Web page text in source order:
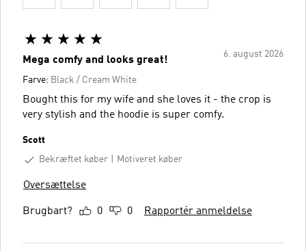
6. august 2026
Mega comfy and looks great!
Farve: Black / Cream White
Bought this for my wife and she loves it - the crop is
very stylish and the hoodie is super comfy.
Scott
Bekræftet køber
Motiveret køber
Oversættelse
Brugbart? 0 0 Rapportér anmeldelse